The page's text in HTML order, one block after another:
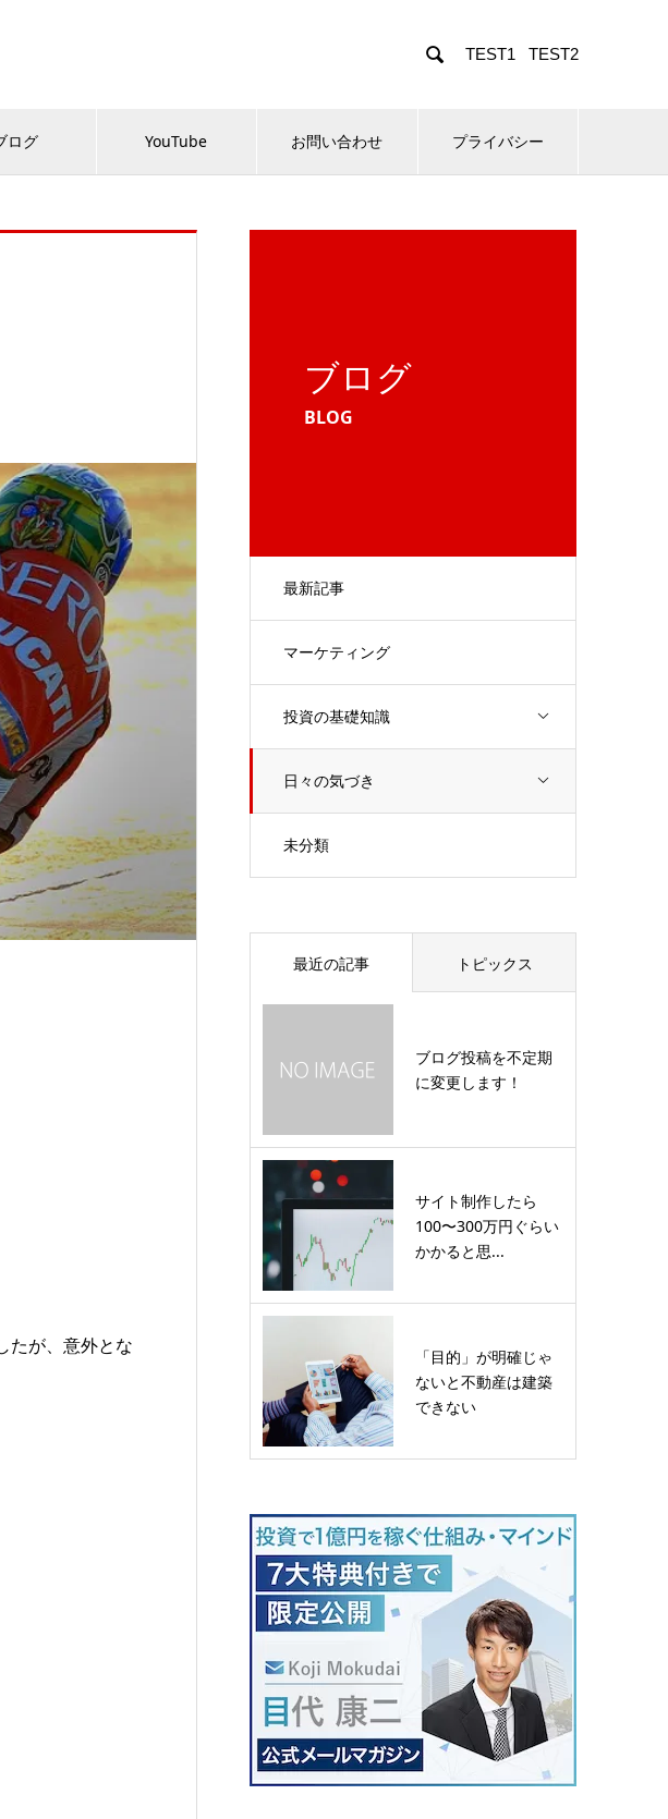
 TEST1 TEST2
ログ YouTube お問い合わせ プライバシー
ブログ
BLOG
最新記事
マーケティング
投資の基礎知識
日々の気づき
未分類
たが、意外とな
最近の記事 トピックス
ブログ投稿を不定期
に変更します！
サイト制作したら
100〜300万円ぐらい
かかると思...
「目的」が明確じゃ
ないと不動産は建築
できない